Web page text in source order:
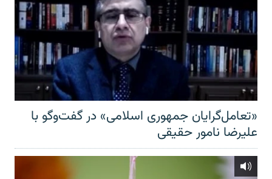
«تعامل‌گرایان جمهوری اسلامی» در گفت‌وگو با
علیرضا نامور حقیقی